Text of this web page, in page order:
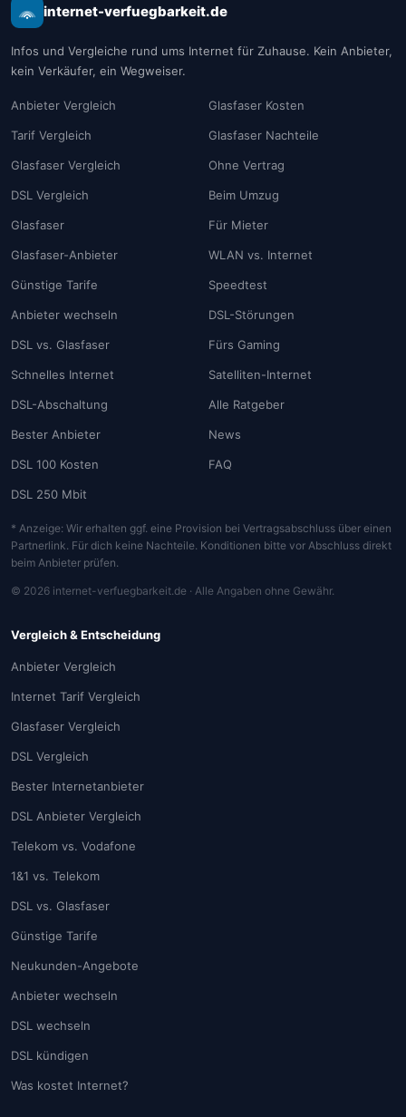
internet-verfuegbarkeit.de
Infos und Vergleiche rund ums Internet für Zuhause. Kein Anbieter,
kein Verkäufer, ein Wegweiser.
Anbieter Vergleich
Tarif Vergleich
Glasfaser Vergleich
DSL Vergleich
Glasfaser
Glasfaser-Anbieter
Günstige Tarife
Anbieter wechseln
DSL vs. Glasfaser
Schnelles Internet
DSL-Abschaltung
Bester Anbieter
DSL 100 Kosten
DSL 250 Mbit
Glasfaser Kosten
Glasfaser Nachteile
Ohne Vertrag
Beim Umzug
Für Mieter
WLAN vs. Internet
Speedtest
DSL-Störungen
Fürs Gaming
Satelliten-Internet
Alle Ratgeber
News
FAQ
* Anzeige: Wir erhalten ggf. eine Provision bei Vertragsabschluss über einen
Partnerlink. Für dich keine Nachteile. Konditionen bitte vor Abschluss direkt
beim Anbieter prüfen.
© 2026 internet-verfuegbarkeit.de · Alle Angaben ohne Gewähr.
Vergleich & Entscheidung
Anbieter Vergleich
Internet Tarif Vergleich
Glasfaser Vergleich
DSL Vergleich
Bester Internetanbieter
DSL Anbieter Vergleich
Telekom vs. Vodafone
1&1 vs. Telekom
DSL vs. Glasfaser
Günstige Tarife
Neukunden-Angebote
Anbieter wechseln
DSL wechseln
DSL kündigen
Was kostet Internet?